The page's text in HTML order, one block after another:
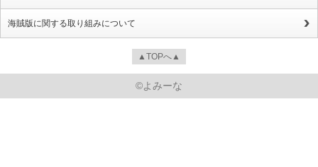
海賊版に関する取り組みについて
▲TOPへ▲
©よみーな